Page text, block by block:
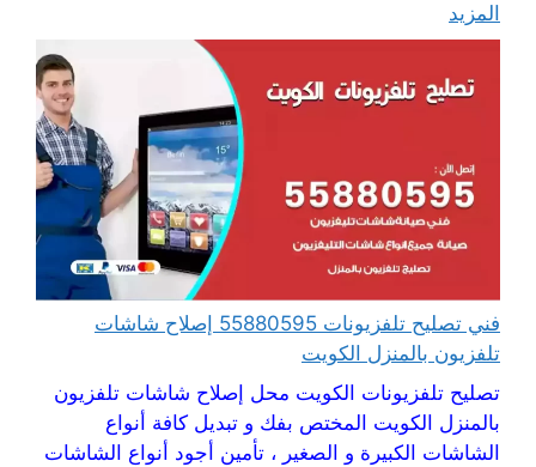
المزيد
فني تصليح تلفزيونات 55880595 إصلاح شاشات
تلفزيون بالمنزل الكويت
تصليح تلفزيونات الكويت محل إصلاح شاشات تلفزيون
بالمنزل الكويت المختص بفك و تبديل كافة أنواع
الشاشات الكبيرة و الصغير ، تأمين أجود أنواع الشاشات